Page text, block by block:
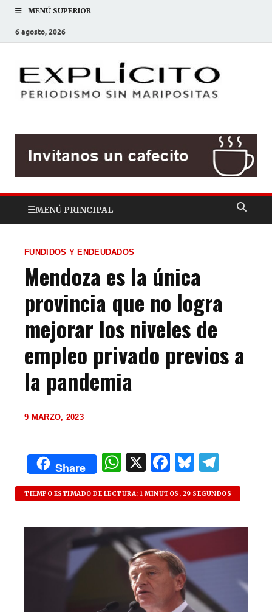
MENÚ SUPERIOR
6 agosto, 2026
MENÚ PRINCIPAL
FUNDIDOS Y ENDEUDADOS
Mendoza es la única
provincia que no logra
mejorar los niveles de
empleo privado previos a
la pandemia
9 MARZO, 2023
Share
W
h
at
s
A
p
p
X F
a
c
e
b
o
o
k
B
lu
es
k
y
el
e
g
m
TIEMPO ESTIMADO DE LECTURA: 1 MINUTOS, 29 SEGUNDOS